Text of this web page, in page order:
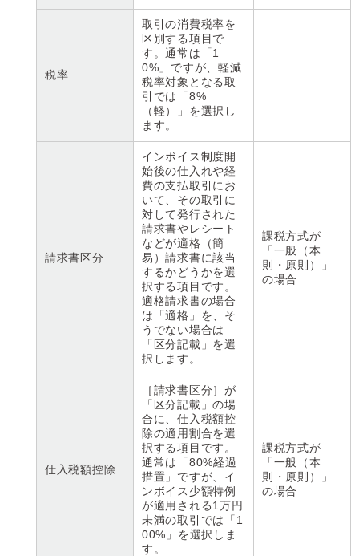
税率
取引の消費税率を
区別する項目で
す。通常は「1
0%」ですが、軽減
税率対象となる取
引では「8%
（軽）」を選択し
ます。
請求書区分
インボイス制度開
始後の仕入れや経
費の支払取引にお
いて、その取引に
対して発行された
請求書やレシート
などが適格（簡
易）請求書に該当
するかどうかを選
択する項目です。
適格請求書の場合
は「適格」を、そ
うでない場合は
「区分記載」を選
択します。
課税方式が
「一般（本
則・原則）」
の場合
仕入税額控除
［請求書区分］が
「区分記載」の場
合に、仕入税額控
除の適用割合を選
択する項目です。
通常は「80%経過
措置」ですが、イ
ンボイス少額特例
が適用される1万円
未満の取引では「1
00%」を選択しま
す。
課税方式が
「一般（本
則・原則）」
の場合